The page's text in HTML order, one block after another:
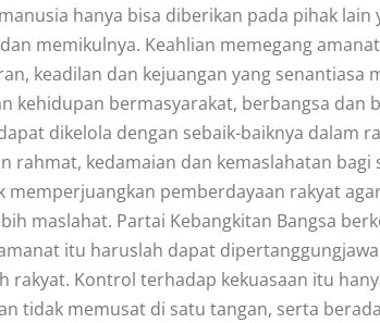
hanya bisa diberikan pada pihak
memikulnya. Keahlian memegang
keadilan dan kejuangan yang senantiasa
kehidupan bermasyarakat, berbangsa dan
dikelola dengan sebaik-baiknya dalam
rahmat, kedamaian dan kemaslahatan
memperjuangkan pemberdayaan rakyat
maslahat. Partai Kebangkitan Bangsa
itu haruslah dapat
rakyat. Kontrol terhadap kekuasaan itu
tidak memusat di satu tangan, serta